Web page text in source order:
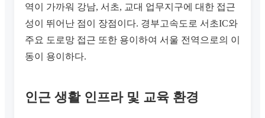
역이 가까워 강남, 서초, 교대 업무지구에 대한 접근
성이 뛰어난 점이 장점이다. 경부고속도로 서초IC와
주요 도로망 접근 또한 용이하여 서울 전역으로의 이
동이 용이하다.
인근 생활 인프라 및 교육 환경